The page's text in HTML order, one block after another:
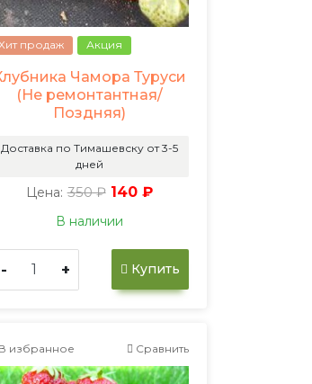
продаж Акция
Чамора Туруси
(Не ремонтантная/
Поздняя)
Доставка по Тимашевску от 3-5
дней
Цена: 350 ₽ 140 ₽
В наличии
- + Купить
В избранное Сравнить